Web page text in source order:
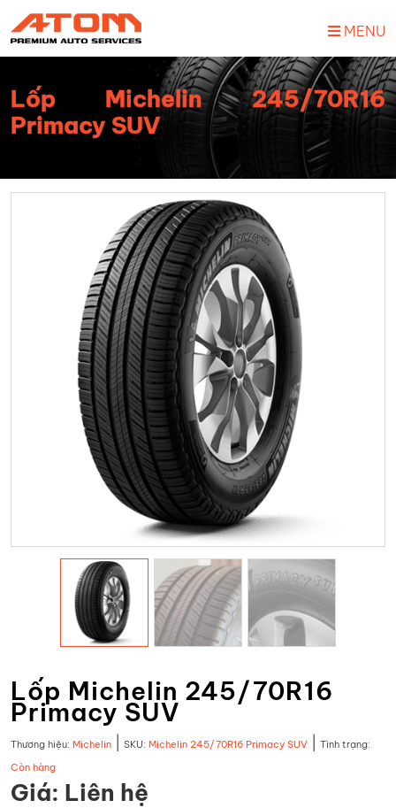
MENU
Lốp Michelin 245/70R16
Primacy SUV
Lốp Michelin 245/70R16
Primacy SUV
Thương hiệu: Michelin SKU: Michelin 245/70R16 Primacy SUV
Tình trạng:
Còn hàng
Giá: Liên hệ